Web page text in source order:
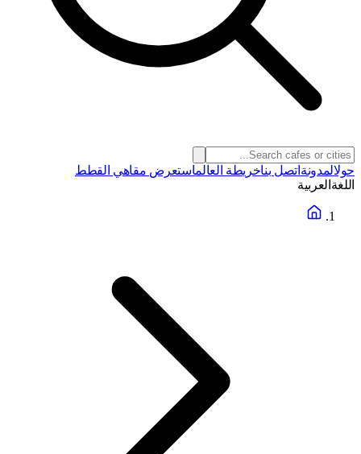
حولالمدونة اتصل بناخريطة العالماستعرض مقاهي القطط
اللغة العربية